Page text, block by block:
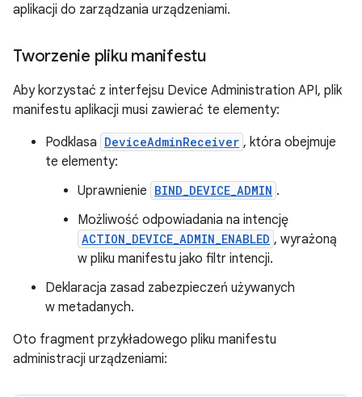
aplikacji do zarządzania urządzeniami.
Tworzenie pliku manifestu
Aby korzystać z interfejsu Device Administration API, plik
manifestu aplikacji musi zawierać te elementy:
Podklasa DeviceAdminReceiver , która obejmuje
te elementy:
Uprawnienie BIND_DEVICE_ADMIN .
Możliwość odpowiadania na intencję
ACTION_DEVICE_ADMIN_ENABLED , wyrażoną
w pliku manifestu jako filtr intencji.
Deklaracja zasad zabezpieczeń używanych
w metadanych.
Oto fragment przykładowego pliku manifestu
administracji urządzeniami: